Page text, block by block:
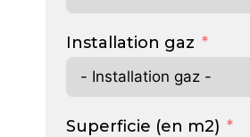
Installation gaz
Superficie (en m2)